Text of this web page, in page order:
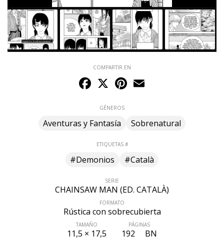
COMPARTIR EN
Facebook
X Pinterest
GÉNEROS
Aventuras y Fantasía Sobrenatural
ETIQUETAS #
#Demonios #Català
SERIE
CHAINSAW MAN (ED. CATALÀ)
FORMATO
Rústica con sobrecubierta
TAMAÑO
11,5 × 17,5
PÁGINAS
192 BN